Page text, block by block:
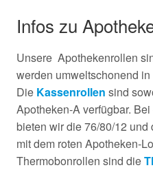
Infos zu
Unsere Apothekenrollen
werden umweltschonend
Die Kassenrollen sind
Apotheken-A verfügbar. Bei
bieten wir die 76/80/12
mit dem roten Apotheken-
Thermobonrollen sind die